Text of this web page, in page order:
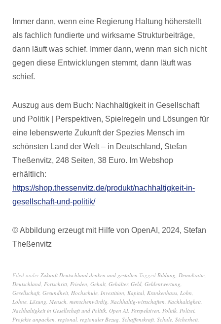
Immer dann, wenn eine Regierung Haltung höherstellt
als fachlich fundierte und wirksame Strukturbeiträge,
dann läuft was schief. Immer dann, wenn man sich nicht
gegen diese Entwicklungen stemmt, dann läuft was
schief.
Auszug aus dem Buch: Nachhaltigkeit in Gesellschaft
und Politik | Perspektiven, Spielregeln und Lösungen für
eine lebenswerte Zukunft der Spezies Mensch im
schönsten Land der Welt – in Deutschland, Stefan
Theßenvitz, 248 Seiten, 38 Euro. Im Webshop
erhältlich:
https://shop.thessenvitz.de/produkt/nachhaltigkeit-in-
gesellschaft-und-politik/
© Abbildung erzeugt mit Hilfe von OpenAI, 2024, Stefan
Theßenvitz
Filed underZukunft Deutschland denken und gestalten Tagged Bildung, Demokratie,
Deutschland, Fortschritt, Frieden, Gehalt, Gehälter, Geld, Geldentwertung,
Gesellschaft, Gesundheit, Hochschule, Investition, Kapital, Krankenhaus, Lohn,
Lohne, Lösung, Mensch, menschenwürdig, Nachhaltig-wirtschaften, Nachhaltigkeit,
Nachhaltigkeit in Gesellschaft und Politik, Open AI, Perspektiven, Politik, Polizei,
Projekte anpacken, regional, regionaler Bezug, Schaffenskraft, Schule, Sicherheit,